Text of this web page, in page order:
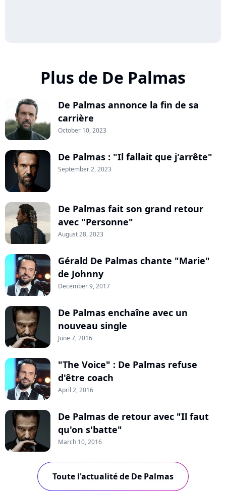
Plus de De Palmas
De Palmas annonce la fin de sa
carrière
October 10, 2023
De Palmas : "Il fallait que j'arrête"
September 2, 2023
De Palmas fait son grand retour
avec "Personne"
August 28, 2023
Gérald De Palmas chante "Marie"
de Johnny
December 9, 2017
De Palmas enchaîne avec un
nouveau single
June 7, 2016
"The Voice" : De Palmas refuse
d'être coach
April 2, 2016
De Palmas de retour avec "Il faut
qu'on s'batte"
March 10, 2016
Toute l'actualité de De Palmas